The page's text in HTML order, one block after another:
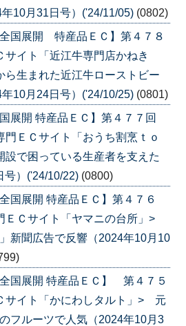
10月31日号）('24/11/05) (0802)
全国展開 特産品ＥＣ】第４７８
イト「近江牛専門店かねき
生まれた近江牛ローストビー
10月24日号）('24/10/25) (0801)
展開 特産品ＥＣ】第４７７回
門ＥＣサイト「おうち割烹ｔｏ
で困っている生産者を支えた
号）('24/10/22) (0800)
国展開 特産品ＥＣ】第４７６
Ｃサイト「ヤマニの台所」>
新聞広告で反響（2024年10月10
全国展開 特産品ＥＣ】 第４７５
サイト「かにわしタルト」> 元
フルーツで人気（2024年10月3